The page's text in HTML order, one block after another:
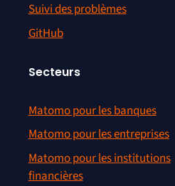
Suivi des problèmes
GitHub
Secteurs
Matomo pour les banques
Matomo pour les entreprises
Matomo pour les institutions
financières